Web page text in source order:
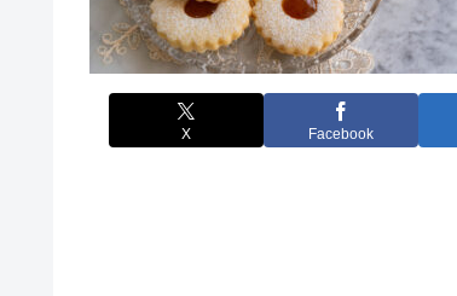
X Facebook